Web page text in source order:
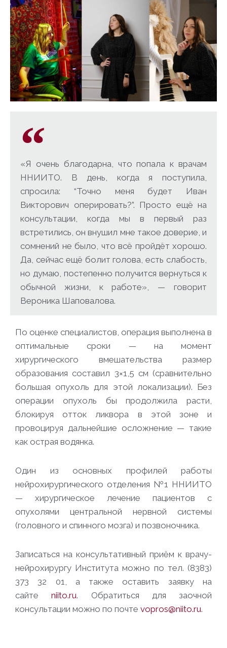
«Я очень благодарна, что попала к врачам
ННИИТО. В день, когда я поступила,
спросила: “Точно меня будет Иван
Викторович оперировать?”. Просто ещё на
консультации, когда мы в первый раз
встретились, он внушил мне такое доверие, и
сомнений не было, что всё пройдёт хорошо.
Да, сейчас ещё болит голова, есть слабость,
но думаю, постепенно получится вернуться к
обычной жизни, к работе», — говорит
Вероника Шаповалова.
По оценке специалистов, операция выполнена в
оптимальные сроки — на момент
хирургического вмешательства размер
образования составил 3×1,5 см (сравнительно
большая опухоль для этой локализации). Без
операции опухоль бы продолжила расти,
блокируя отток ликвора в этой зоне и
провоцируя дальнейшие осложнение — такие
как острая водянка.
Один из основных профилей работы
нейрохирургического отделения №1 ННИИТО
— хирургическое лечение пациентов с
опухолями центральной нервной системы
(головного и спинного мозга) и позвоночника.
Записаться на консультативный приём к врачу-
нейрохирургу Института можно по тел. (8383)
373 32 01, а также оставить заявку на
сайтеniito.ru. Обратиться для заочной
консультации можно по почте vopros@niito.ru.